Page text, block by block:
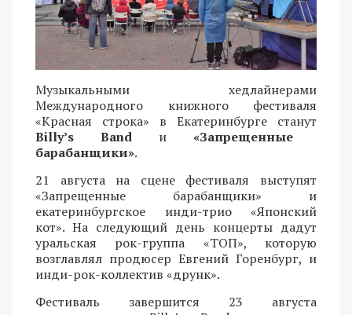
Музыкальными хедлайнерами
Международного книжного фестиваля
«Красная строка» в Екатеринбурге станут
Billy’s Band и «Запрещенные
барабанщики».
21 августа на сцене фестиваля выступят
«Запрещенные барабанщики» и
екатеринбургское инди-трио «Японский
кот». На следующий день концерты дадут
уральская рок-группа «ТОП», которую
возглавлял продюсер Евгений Горенбург, и
инди-рок-коллектив «друнк».
Фестиваль завершится 23 августа